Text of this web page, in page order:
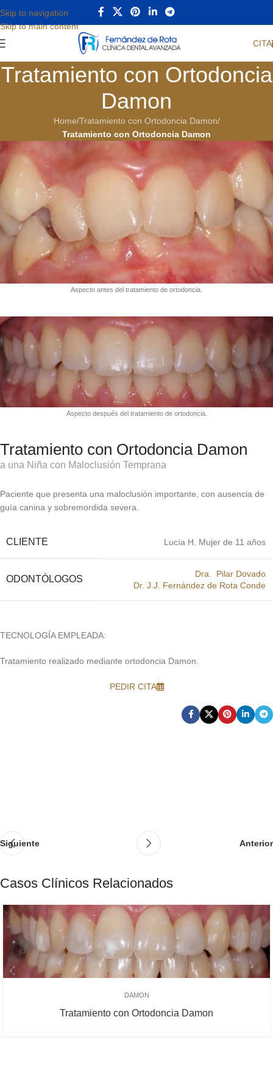
Skip to navigation
Skip to main content
CITA
Tratamiento con Ortodoncia
Damon
Home/Tratamiento con Ortodoncia Damon/
Tratamiento con Ortodoncia Damon
Aspecto antes del tratamiento de ortodoncia.
Aspecto después del tratamiento de ortodoncia.
Tratamiento con Ortodoncia Damon
a una Niña con Maloclusión Temprana
Paciente que presenta una maloclusión importante, con ausencia de
guía canina y sobremordida severa.
CLIENTE Lucía H. Mujer de 11 años
ODONTÓLOGOS
Dra. Pilar Dovado
Dr. J.J. Fernández de Rota Conde
TECNOLOGÍA EMPLEADA:
Tratamiento realizado mediante ortodoncia Damon.
PEDIR CITA
Siguiente Anterior
Casos Clínicos Relacionados
DAMON
Tratamiento con Ortodoncia Damon